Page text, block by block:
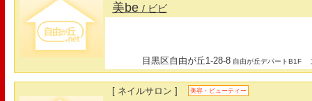
美be/ ビビ
目黒区自由が丘1-28-8 自由が丘デパートB1F
[ ネイルサロン ] 美容・ビューティー